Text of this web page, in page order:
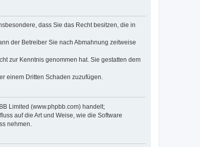
dass Sie das Recht besitzen, die in
der Betreiber Sie nach Abmahnung zeitweise
zur Kenntnis genommen hat. Sie gestatten dem
einem Dritten Schaden zuzufügen.
Limited (www.phpbb.com) handelt;
auf die Art und Weise, wie die Software
nehmen.